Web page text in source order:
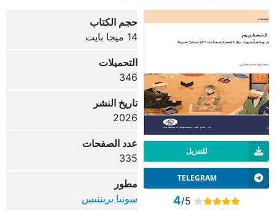
للتنزيل
TELEGRAM
4/5
حجم الكتاب
14 ميجا بايت
التحميلات
346
تاريخ النشر
2026
عدد الصفحات
335
مطور
سونيا برينتيس